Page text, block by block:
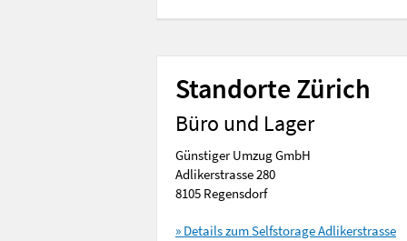
Standorte Zürich
Büro und Lager
Günstiger Umzug GmbH
Adlikerstrasse 280
8105 Regensdorf
» Details zum Selfstorage Adlikerstrasse